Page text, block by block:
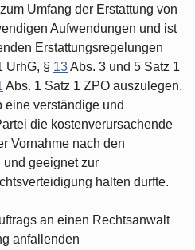
Umfang der Erstattung von
Aufwendungen und ist
Erstattungsregelungen
UrhG, § 13Abs. 3 und 5 Satz 1
Abs. 1 Satz 1 ZPO auszulegen.
eine verständige und
die kostenverursachende
Vornahme nach den
und geeignet zur
halten durfte.
an einen Rechtsanwalt
anfallenden